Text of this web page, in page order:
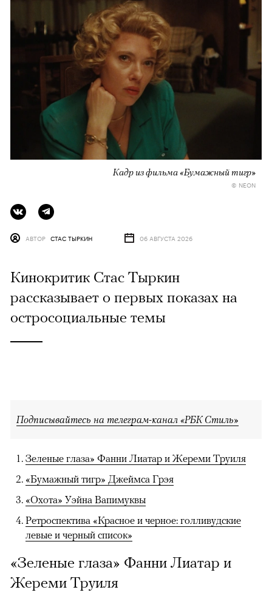
Кадр из фильма «Бумажный тигр»
© NEON
АВТОР СТАС ТЫРКИН 06 АВГУСТА 2026
Кинокритик Стас Тыркин
рассказывает о первых показах на
остросоциальные темы
Подписывайтесь на телеграм-канал «РБК Стиль»
Зеленые глаза» Фанни Лиатар и Жереми Труиля
«Бумажный тигр» Джеймса Грэя
«Охота» Уэйна Вапимуквы
Ретроспектива «Красное и черное: голливудские
левые и черный список»
«Зеленые глаза» Фанни Лиатар и
Жереми Труиля